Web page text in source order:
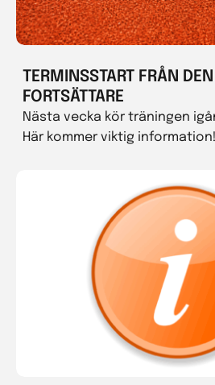
TERMINSSTART FRÅN
FORTSÄTTARE
Nästa vecka kör träningen
Här kommer viktig information!